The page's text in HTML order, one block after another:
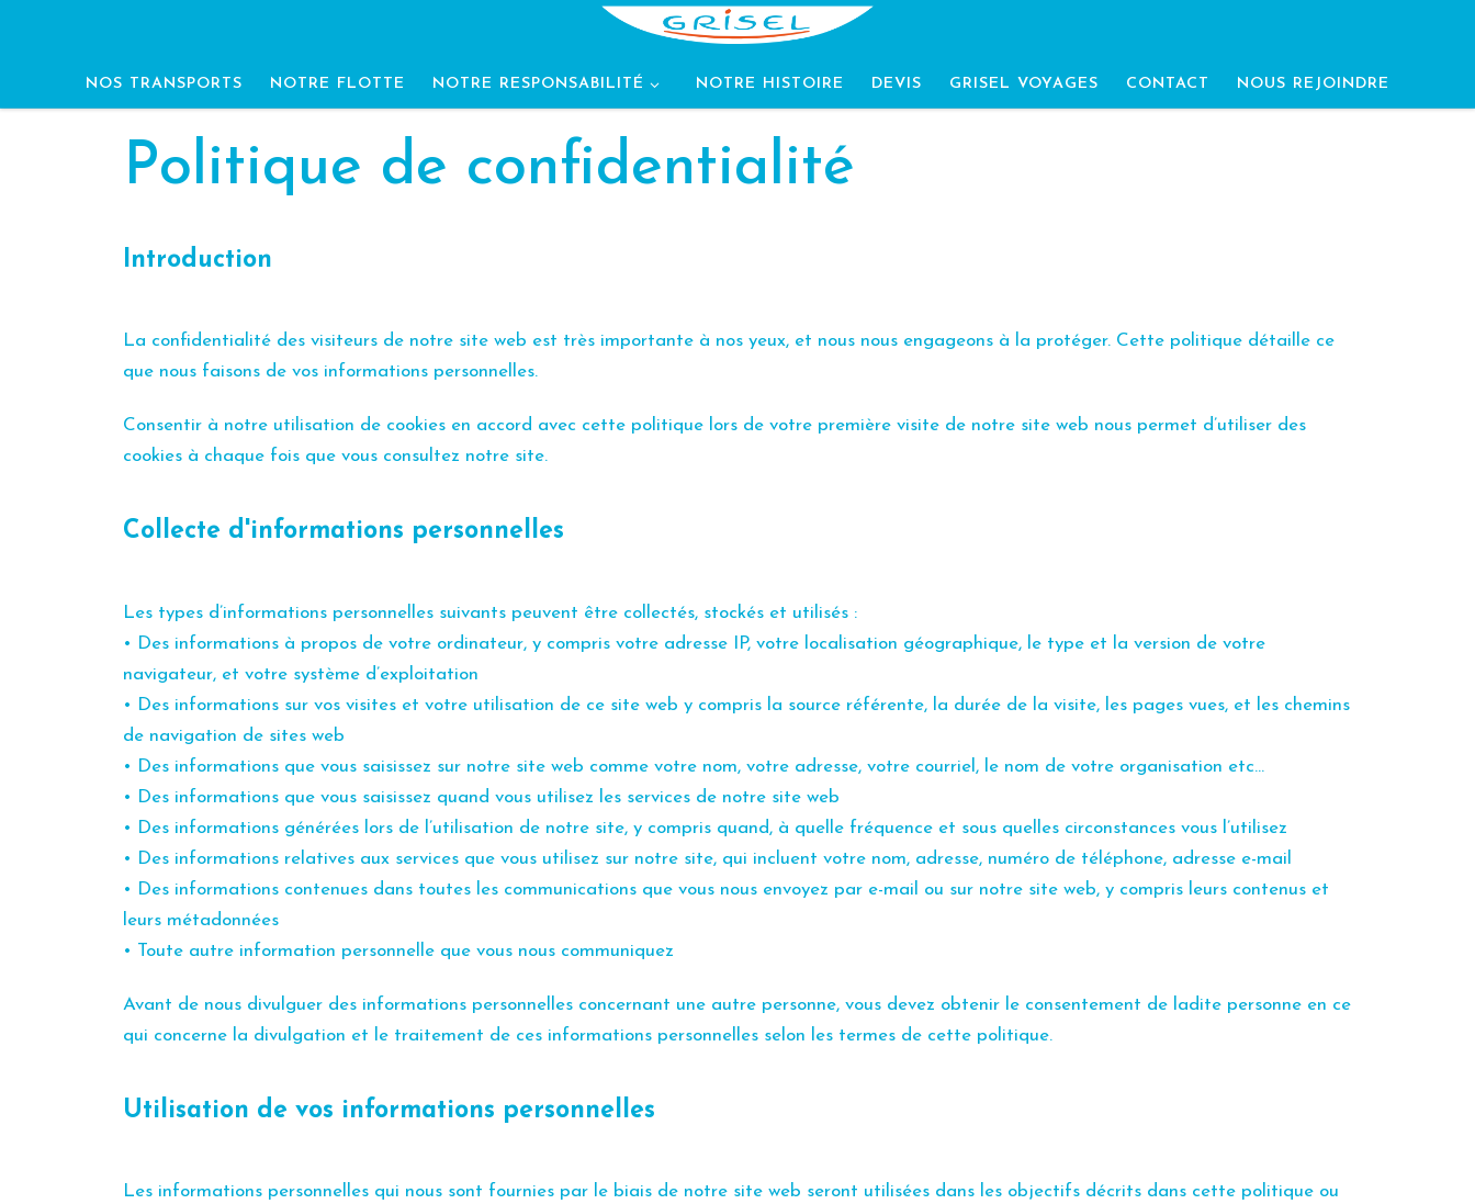
NOS TRANSPORTS NOTRE FLOTTE NOTRE RESPONSABILITÉ NOTRE HISTOIRE DEVIS GRISEL VOYAGES CONTACT NOUS REJOINDRE
Politique de confidentialité
Introduction
La confidentialité des visiteurs de notre site web est très importante à nos yeux, et nous nous engageons à
la protéger. Cette politique détaille ce
que nous faisons de vos informations personnelles.
Consentir à notre utilisation de cookies en accord avec cette politique lors de votre première visite de notre site web nous permet d’utiliser des
cookies à chaque fois que vous consultez notre site.
Collecte d'informations personnelles
Les types d’informations personnelles suivants peuvent être collectés, stockés et utilisés :
• Des informations à propos de votre ordinateur, y compris votre adresse IP, votre localisation géographique, le type et la version de votre
navigateur, et votre système d’exploitation
• Des informations sur vos visites et votre utilisation de ce site web y compris la source référente, la durée de la visite, les pages vues, et les chemins
de navigation de sites web
• Des informations que vous saisissez sur notre site web comme votre nom, votre adresse, votre courriel, le nom de votre organisation etc…
• Des informations que vous saisissez quand vous utilisez les services de notre site web
• Des informations générées lors de l’utilisation de notre site, y compris quand, à quelle fréquence et sous quelles circonstances vous l’utilisez
• Des informations relatives aux services que vous utilisez sur notre site, qui incluent votre nom, adresse, numéro de téléphone, adresse e-mail
• Des informations contenues dans toutes les communications que vous nous envoyez par e-mail ou sur notre site web, y compris leurs contenus et
leurs métadonnées
• Toute autre information personnelle que vous nous communiquez
Avant de nous divulguer des informations personnelles concernant une autre personne, vous devez obtenir le consentement de ladite personne en ce
qui concerne la divulgation et le traitement de ces informations personnelles selon les termes de cette politique.
Utilisation de vos informations personnelles
Les informations personnelles qui nous sont fournies par le biais de notre site web seront utilisées dans les objectifs décrits dans cette politique ou